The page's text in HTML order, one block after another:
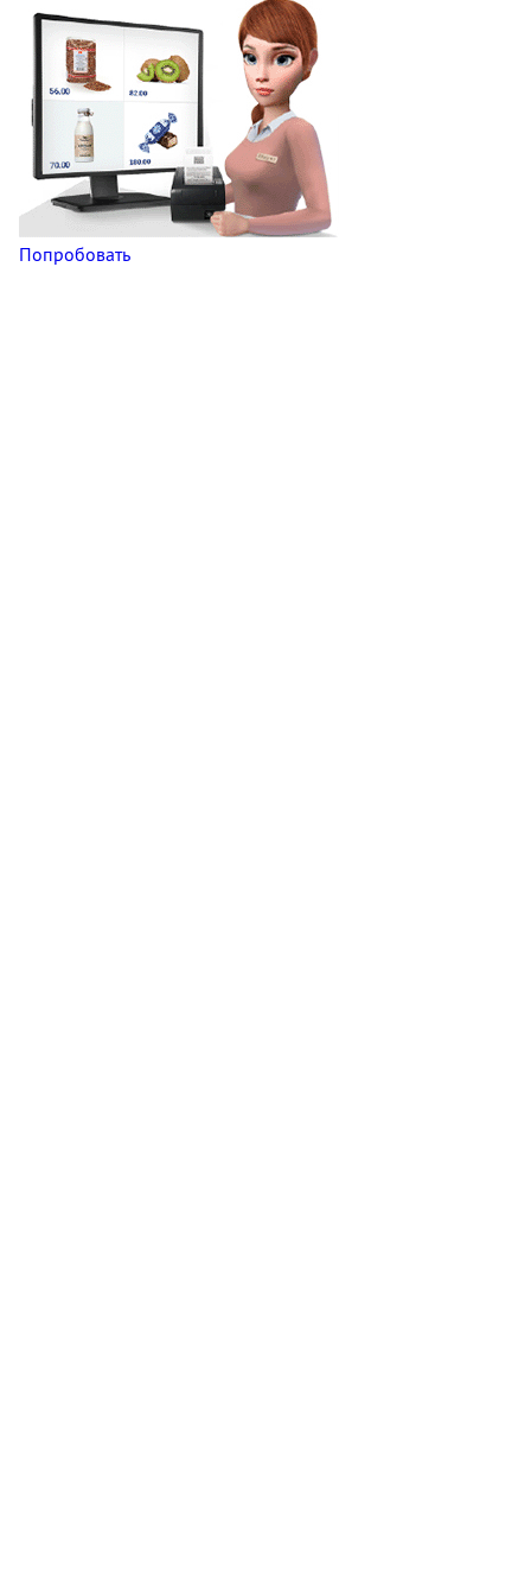
Попробовать